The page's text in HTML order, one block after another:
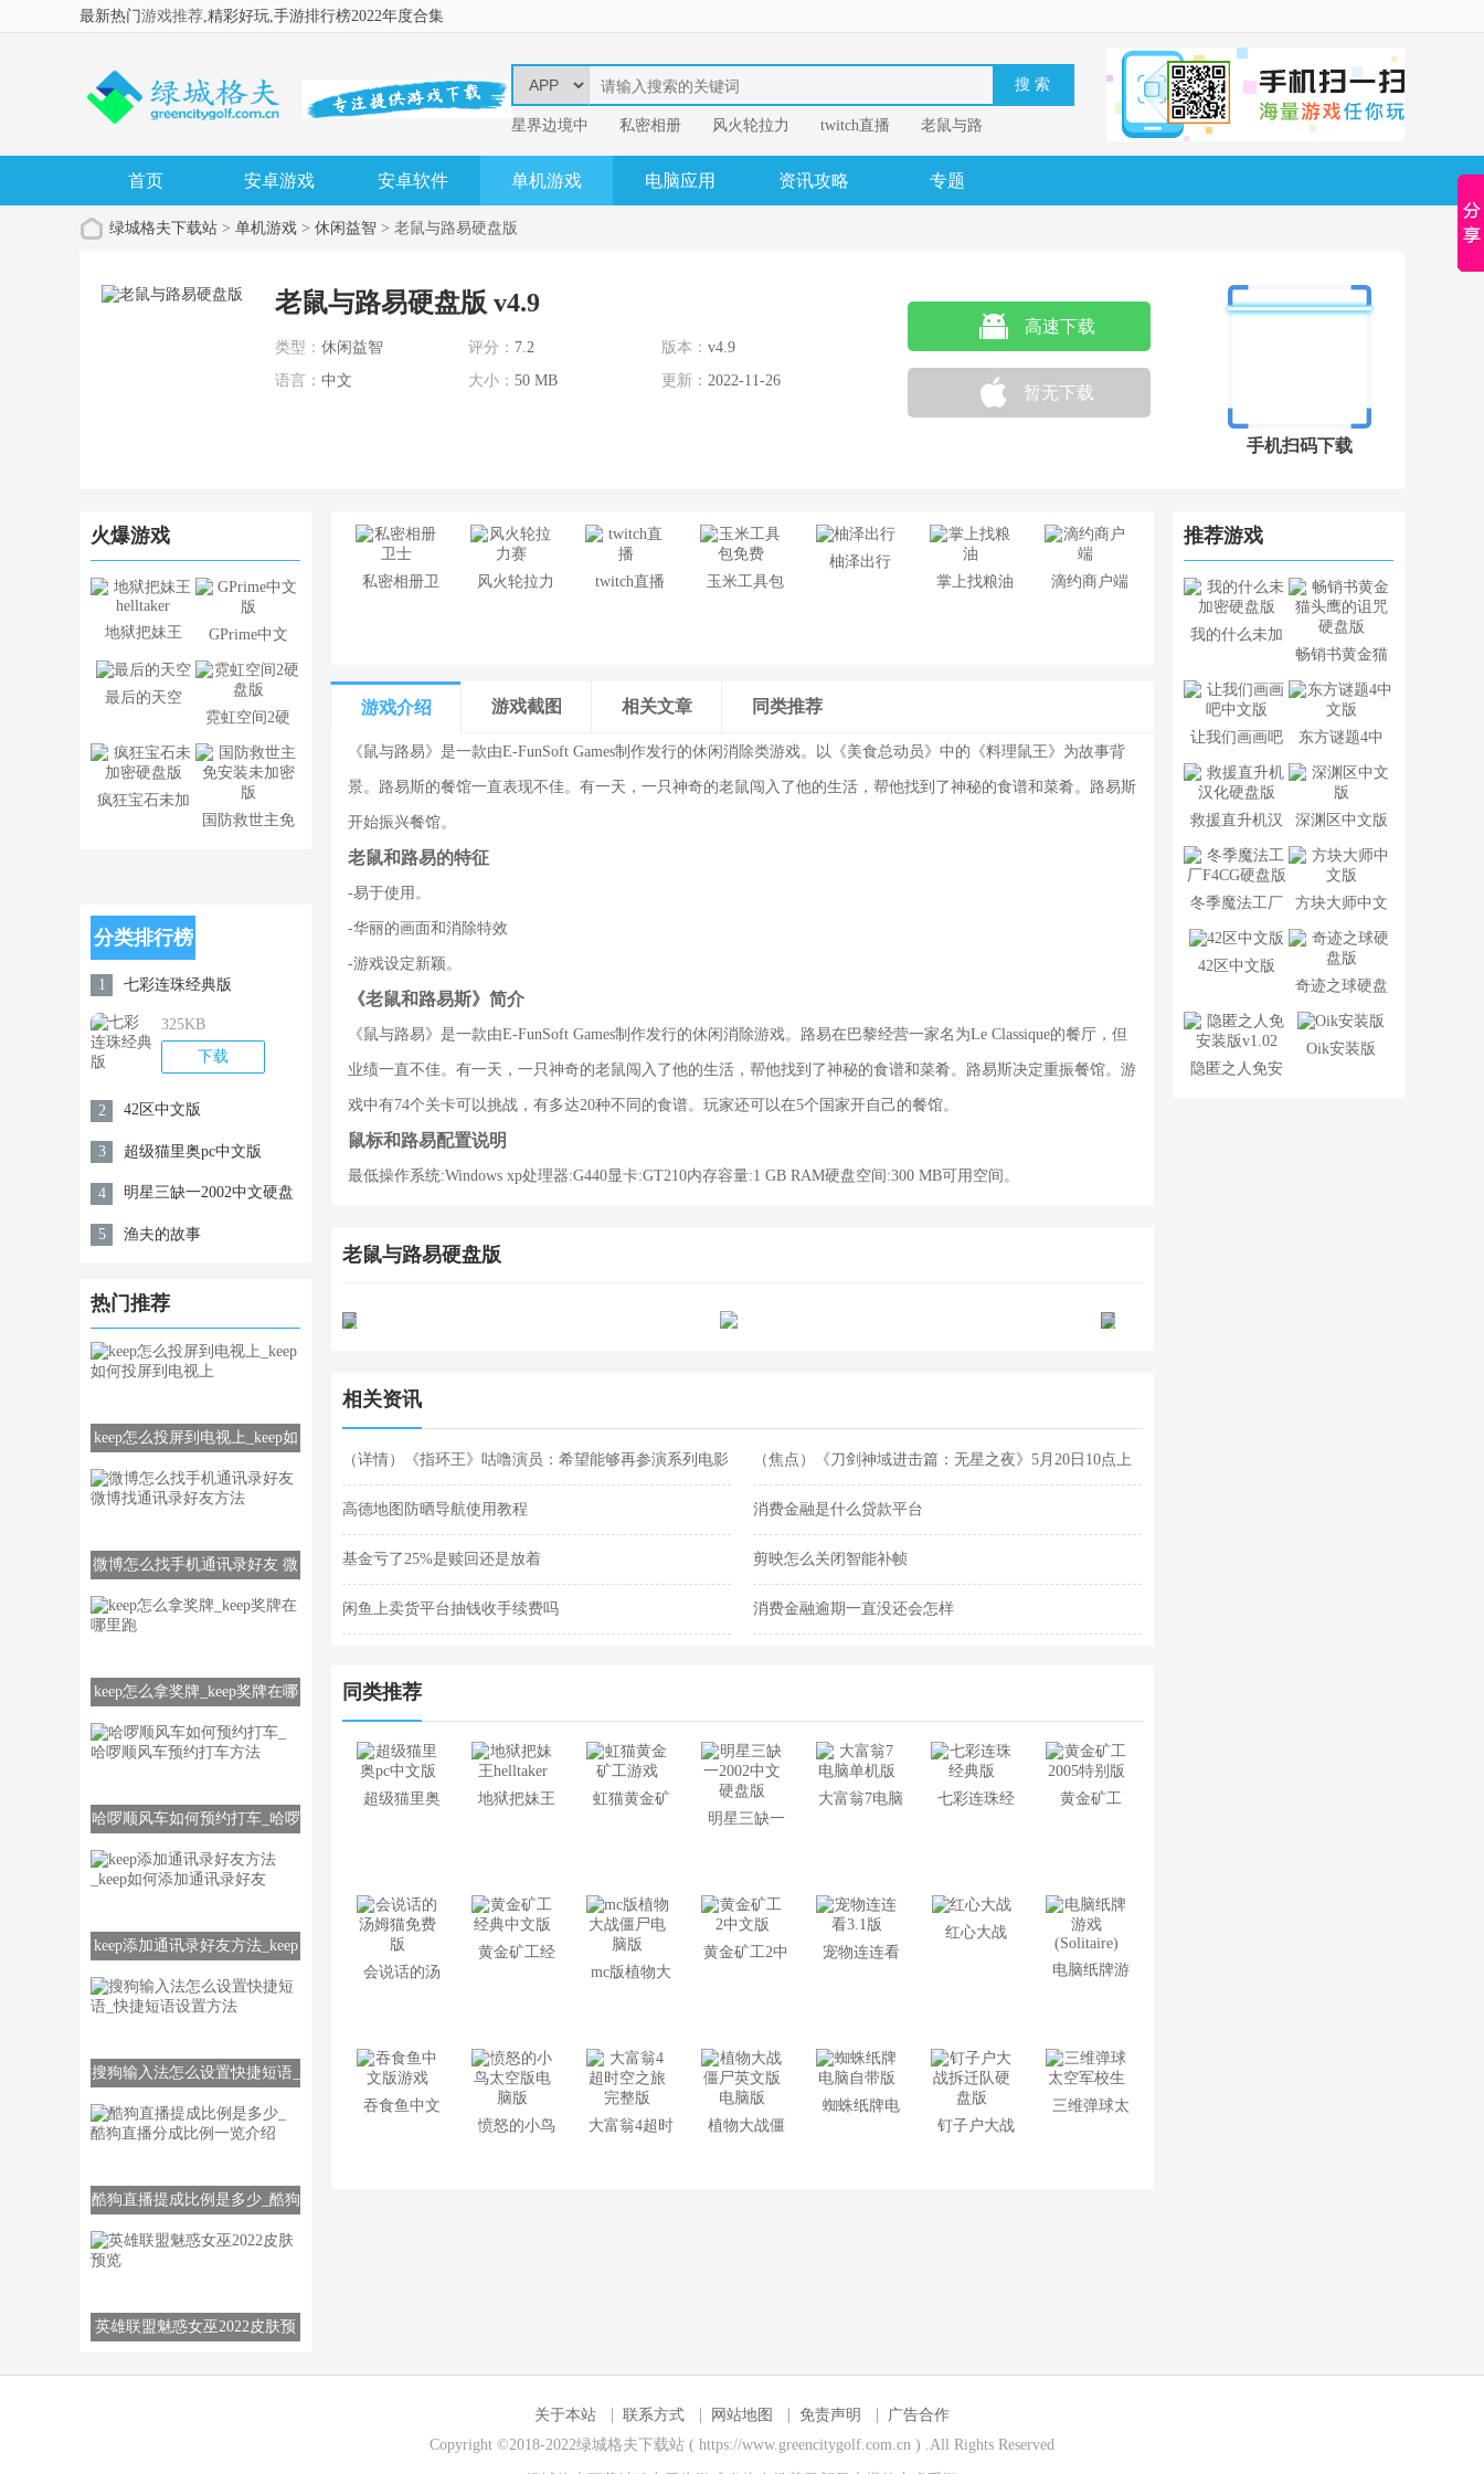
最新热门游戏推荐,精彩好玩,手游排行榜2022年度合集
星界边境中 ​私密相册 风火轮拉力 twitch直播
老鼠与路
易
我的英雄学
首页 安卓游戏 安卓软件 单机游戏 电脑应用 资讯攻略 专题
绿城格夫下载站 > 单机游戏 > 休闲益智 > 老鼠与路易硬盘版
老鼠与路易硬盘版 v4.9
类型： 休闲益智 评分： 7.2 版本： v4.9
语言： 中文 大小： 50 MB 更新： 2022-11-26
高速下载
暂无下载
手机扫码下载
火爆游戏
地狱把妹王
helltaker
GPrime中文
版
最后的天空
霓虹空间2硬
盘版
疯狂宝石未加
国防救世主免
分类排行榜
1 七彩连珠经典版
325KB
下载
2 42区中文版
3 超级猫里奥pc中文版
4 明星三缺一2002中文硬盘
版
5 渔夫的故事
热门推荐
keep怎么投屏到电视上_keep如
微博怎么找手机通讯录好友 微
keep怎么拿奖牌_keep奖牌在哪
哈啰顺风车如何预约打车_哈啰
keep添加通讯录好友方法_keep
搜狗输入法怎么设置快捷短语_
酷狗直播提成比例是多少_酷狗
英雄联盟魅惑女巫2022皮肤预
​私密相册卫 风火轮拉力 twitch直播 玉米工具包
柚泽出行
掌上找粮油
滴约商户端
游戏介绍 游戏截图 相关文章 同类推荐
《鼠与路易》是一款由E-FunSoft Games制作发行的休闲消除类游戏。以《美食总动员》中的《料理鼠王》为故事背
景。路易斯的餐馆一直表现不佳。有一天，一只神奇的老鼠闯入了他的生活，帮他找到了神秘的食谱和菜肴。路易斯
开始振兴餐馆。
老鼠和路易的特征
-易于使用。
-华丽的画面和消除特效
-游戏设定新颖。
《老鼠和路易斯》简介
《鼠与路易》是一款由E-FunSoft Games制作发行的休闲消除游戏。路易在巴黎经营一家名为Le Classique的餐厅，但
业绩一直不佳。有一天，一只神奇的老鼠闯入了他的生活，帮他找到了神秘的食谱和菜肴。路易斯决定重振餐馆。游
戏中有74个关卡可以挑战，有多达20种不同的食谱。玩家还可以在5个国家开自己的餐馆。
鼠标和路易配置说明
最低操作系统:Windows xp处理器:G440显卡:GT210内存容量:1 GB RAM硬盘空间:300 MB可用空间。
老鼠与路易硬盘版
相关资讯
（详情）《指环王》咕噜演员：希望能够再参演系列电影 （焦点）《刀剑神域进击篇：无星之夜》5月20日10点上
线B站
高德地图防晒导航使用教程 消费金融是什么贷款平台
基金亏了25%是赎回还是放着 剪映怎么关闭智能补帧
闲鱼上卖货平台抽钱收手续费吗 消费金融逾期一直没还会怎样
同类推荐
超级猫里奥 地狱把妹王 虹猫黄金矿
明星三缺一
大富翁7电脑 七彩连珠经 黄金矿工
会说话的汤
黄金矿工经
mc版植物大
黄金矿工2中 宠物连连看
红心大战
电脑纸牌游
吞食鱼中文
愤怒的小鸟 大富翁4超时 植物大战僵
蜘蛛纸牌电
钉子户大战
三维弹球太
推荐游戏
我的什么未加
畅销书黄金猫
头鹰的诅咒硬
盘版
让我们画画吧
中文版
东方谜题4中
文版
救援直升机汉
化硬盘版
深渊区中文版
冬季魔法工厂
F4CG硬盘版
方块大师中文
版
42区中文版
奇迹之球硬盘
版
隐匿之人免安
Oik安装版
关于本站 联系方式 网站地图 免责声明
广告合作
Copyright ©2018-2022绿城格夫下载站 ( https://www.greencitygolf.com.cn ) .All Rights Reserved